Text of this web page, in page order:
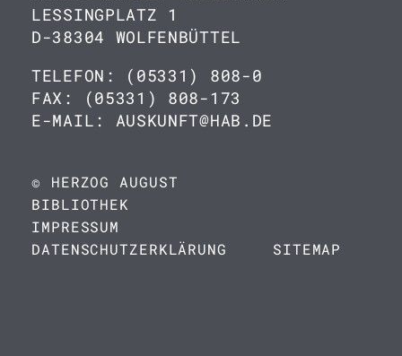
LESSINGPLATZ 1
D-38304 WOLFENBÜTTEL
TELEFON: (05331) 808-0
FAX: (05331) 808-173
E-MAIL: AUSKUNFT@HAB.DE
© HERZOG AUGUST
BIBLIOTHEK
IMPRESSUM
DATENSCHUTZERKLÄRUNG
SITEMAP